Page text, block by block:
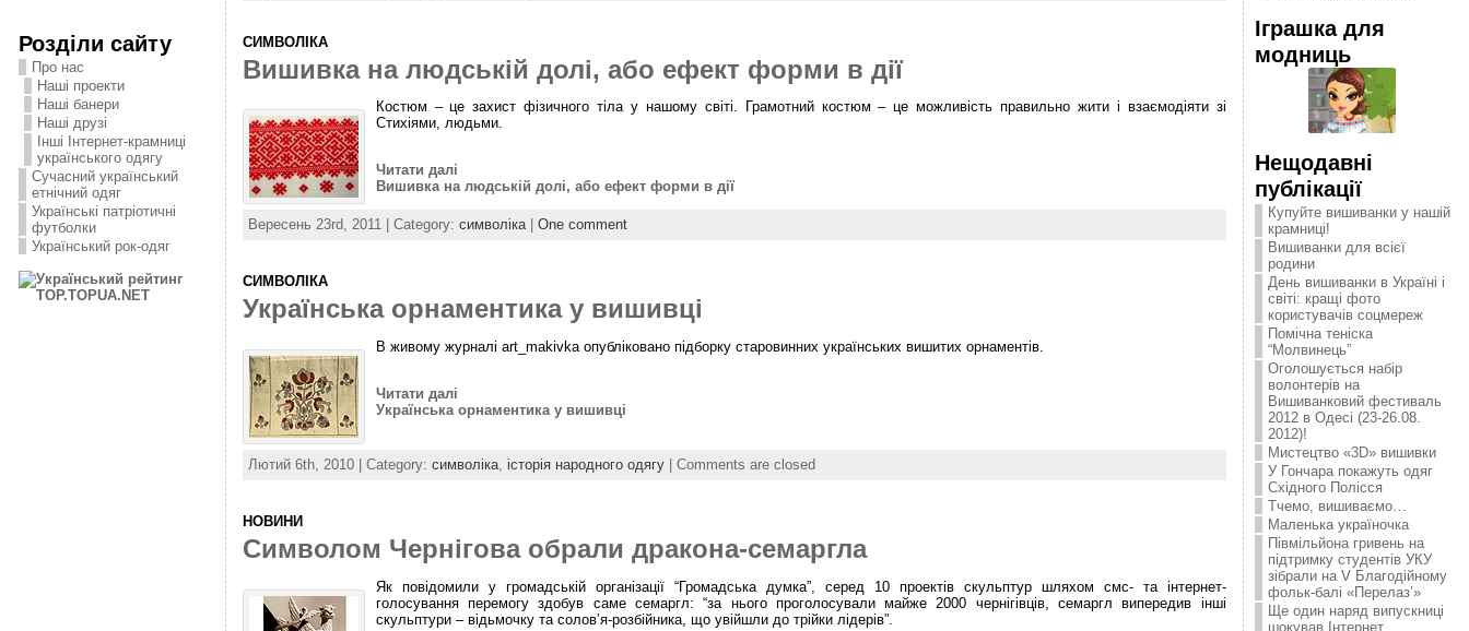
Розділи сайту
Про нас
Наші проекти
Наші банери
Наші друзі
Інші Інтернет-крамниці
українського одягу
Сучасний український
етнічний одяг
Українські патріотичні
футболки
Український рок-одяг
СИМВОЛІКА
Вишивка на людській долі, або ефект форми в дії
Костюм – це захист фізичного тіла у нашому світі. Грамотний костюм – це можливість правильно жити і взаємодіяти зі
Стихіями, людьми.
Читати далі
Вишивка на людській долі, або ефект форми в дії
Вересень 23rd, 2011 | Category: символіка| One comment
СИМВОЛІКА
Українська орнаментика у вишивці
В живому журналі art_makivka опубліковано підборку старовинних українських вишитих орнаментів.
Читати далі
Українська орнаментика у вишивці
Лютий 6th, 2010 | Category: символіка, історія народного одягу| Comments are closed
НОВИНИ
Символом Чернігова обрали дракона-семаргла
Як повідомили у громадській організації “Громадська думка”, серед 10 проектів скульптур шляхом смс- та iнтернет-
голосування перемогу здобув саме семаргл: “за нього проголосували майже 2000 чернігівців, семаргл випередив інші
скульптури – відьмочку та солов’я-розбійника, що увійшли до трійки лідерів”.
Іграшка для
модниць
Нещодавні
публікації
Купуйте вишиванки у нашій
крамниці!
Вишиванки для всієї
родини
День вишиванки в Україні і
світі: кращі фото
користувачів соцмереж
Помічна теніска
“Молвинець”
Оголошується набір
волонтерів на
Вишиванковий фестиваль
2012 в Одесі (23-26.08.
2012)!
Мистецтво «3D» вишивки
У Гончара покажуть одяг
Східного Полісся
Тчемо, вишиваємо…
Маленька україночка
Півмільйона гривень на
підтримку студентів УКУ
зібрали на V Благодійному
фольк-балі «Перелаз’»
Ще один наряд випускниці
шокував Інтернет